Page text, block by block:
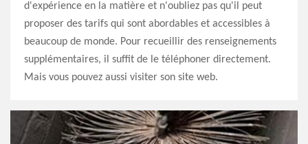
d'expérience en la matière et n'oubliez pas qu'il peut
proposer des tarifs qui sont abordables et accessibles à
beaucoup de monde. Pour recueillir des renseignements
supplémentaires, il suffit de le téléphoner directement.
Mais vous pouvez aussi visiter son site web.